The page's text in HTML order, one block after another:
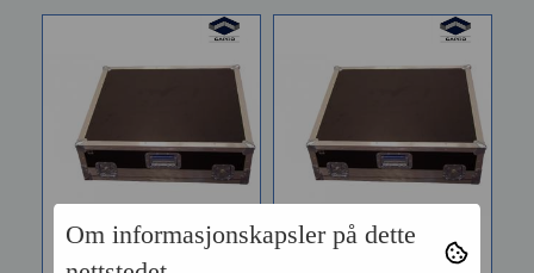
Om informasjonskapsler på dette